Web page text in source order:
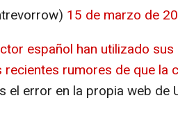
15 de marzo de
español han utilizado
rumores de que la
el error en la propia web de